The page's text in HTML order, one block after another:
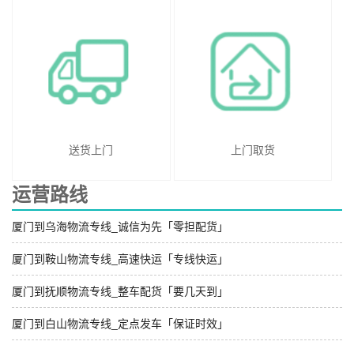
送货上门 上门取货
运营路线
厦门到乌海物流专线_诚信为先「零担配货」
厦门到鞍山物流专线_高速快运「专线快运」
厦门到抚顺物流专线_整车配货「要几天到」
厦门到白山物流专线_定点发车「保证时效」